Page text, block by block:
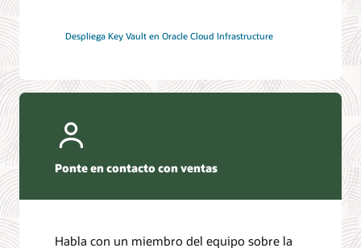
Despliega Key Vault en Oracle Cloud Infrastructure
Ponte en contacto con ventas
Habla con un miembro del equipo sobre la